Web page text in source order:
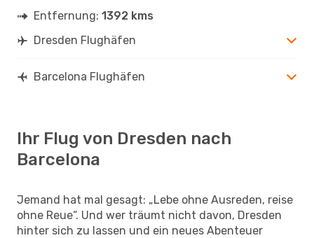
Entfernung: 1392 kms
Dresden Flughäfen
Barcelona Flughäfen
Ihr Flug von Dresden nach
Barcelona
Jemand hat mal gesagt: „Lebe ohne Ausreden, reise
ohne Reue“. Und wer träumt nicht davon, Dresden
hinter sich zu lassen und ein neues Abenteuer